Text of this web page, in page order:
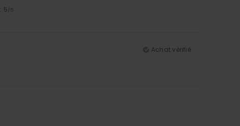
: 5/5
Achat vérifié